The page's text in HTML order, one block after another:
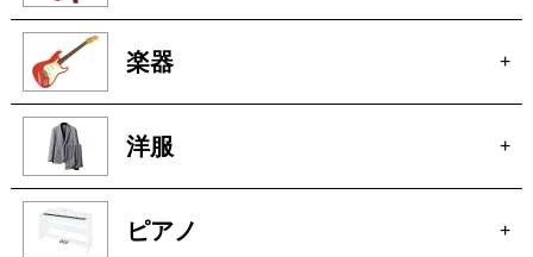
楽器 +
洋服 +
ピアノ +